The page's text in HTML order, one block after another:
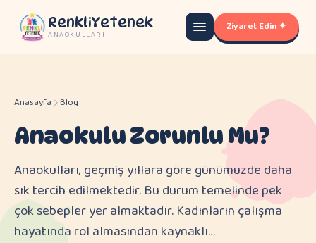
RenkliYetenek
ANAOKULLARI
Ziyaret Edin ✦
Anasayfa Blog
Anaokulu Zorunlu Mu?
Anaokulları, geçmiş yıllara göre günümüzde daha
sık tercih edilmektedir. Bu durum temelinde pek
çok sebepler yer almaktadır. Kadınların çalışma
hayatında rol almasından kaynaklı…